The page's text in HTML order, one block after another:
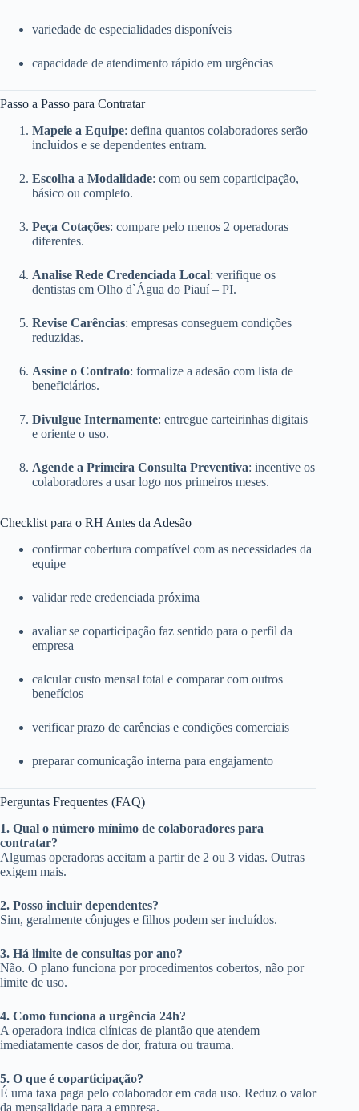
variedade de especialidades disponíveis
capacidade de atendimento rápido em urgências
Passo a Passo para Contratar
Mapeie a Equipe: defina quantos colaboradores serão
incluídos e se dependentes entram.
Escolha a Modalidade: com ou sem coparticipação,
básico ou completo.
Peça Cotações: compare pelo menos 2 operadoras
diferentes.
Analise Rede Credenciada Local: verifique os
dentistas em Olho d`Água do Piauí – PI.
Revise Carências: empresas conseguem condições
reduzidas.
Assine o Contrato: formalize a adesão com lista de
beneficiários.
Divulgue Internamente: entregue carteirinhas digitais
e oriente o uso.
Agende a Primeira Consulta Preventiva: incentive os
colaboradores a usar logo nos primeiros meses.
Checklist para o RH Antes da Adesão
confirmar cobertura compatível com as necessidades da
equipe
validar rede credenciada próxima
avaliar se coparticipação faz sentido para o perfil da
empresa
calcular custo mensal total e comparar com outros
benefícios
verificar prazo de carências e condições comerciais
preparar comunicação interna para engajamento
Perguntas Frequentes (FAQ)
1. Qual o número mínimo de colaboradores para
contratar?
Algumas operadoras aceitam a partir de 2 ou 3 vidas. Outras
exigem mais.
2. Posso incluir dependentes?
Sim, geralmente cônjuges e filhos podem ser incluídos.
3. Há limite de consultas por ano?
Não. O plano funciona por procedimentos cobertos, não por
limite de uso.
4. Como funciona a urgência 24h?
A operadora indica clínicas de plantão que atendem
imediatamente casos de dor, fratura ou trauma.
5. O que é coparticipação?
É uma taxa paga pelo colaborador em cada uso. Reduz o valor
da mensalidade para a empresa.